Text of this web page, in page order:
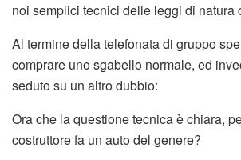
noi semplici tecnici delle leggi di natura
Al termine della telefonata di gruppo
comprare uno sgabello normale, ed
seduto su un altro dubbio:
Ora che la questione tecnica è chiara,
costruttore fa un auto del genere?